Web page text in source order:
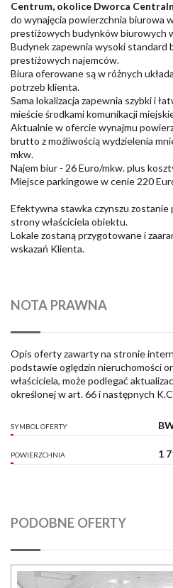
Centrum, okolice Dworca
do wynajęcia powierzchnia biurowa
prestiżowych budynków biurowych
Budynek zapewnia wysoki standard
prestiżowych najemców.
Biura oferowane są w różnych
potrzeb klienta.
Sama lokalizacja zapewnia szybki i
mieście środkami komunikacji
Aktualnie w ofercie wynajmu
brutto z możliwością wydzielenia
mkw.
Najem biur - 26 Euro/mkw. plus
Miejsce parkingowe w cenie 220
Efektywna stawka czynszu zostanie
strony właściciela obiektu.
Lokale zostaną przygotowane i
wskazań Klienta.
NOTA PRAWNA
Opis oferty zawarty na stronie
podstawie oględzin nieruchomości
właściciela, może podlegać
określonej w art. 66 i następnych
SYMBOL OFERTY
POWIERZCHNIA 1
PODOBNE OFERTY